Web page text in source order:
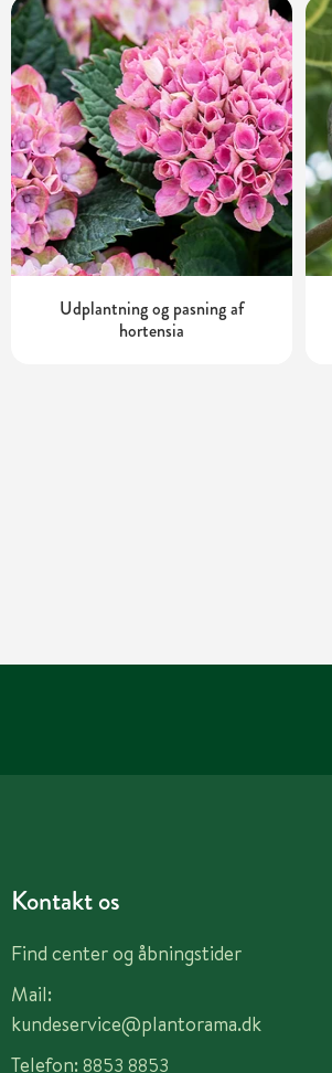
Udplantning og pasning af
hortensia
Kontakt os
Find center og åbningstider
Mail:
kundeservice@plantorama.dk
Telefon: 8853 8853